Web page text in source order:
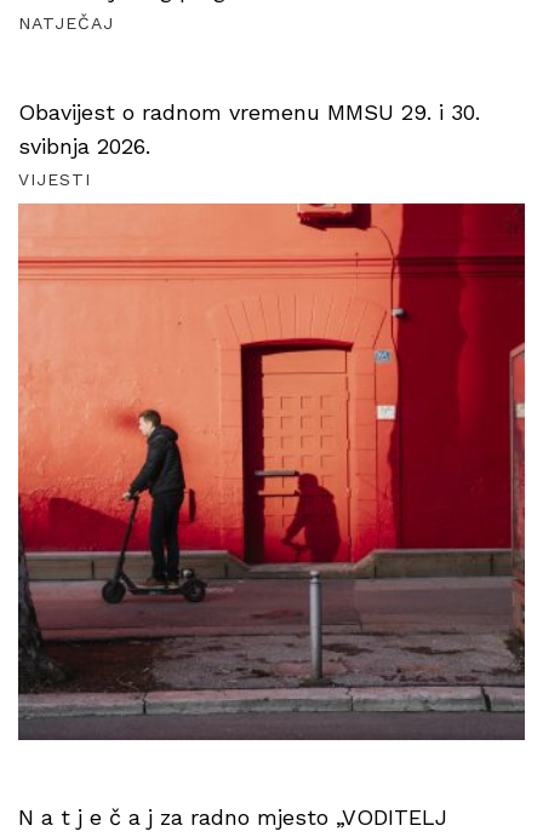
NATJEČAJ
Obavijest o radnom vremenu MMSU 29. i 30.
svibnja 2026.
VIJESTI
N a t j e č a j za radno mjesto „VODITELJ